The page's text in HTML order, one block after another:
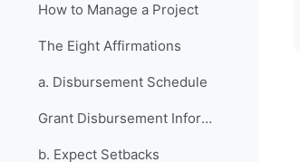
How to Manage a Project
The Eight Affirmations
a. Disbursement Schedule
Grant Disbursement Information
b. Expect Setbacks